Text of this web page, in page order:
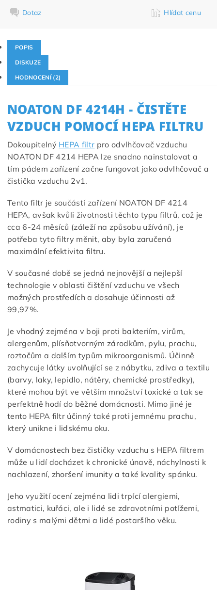
Dotaz Hlídat cenu
POPIS
DISKUZE
HODNOCENÍ (2)
NOATON DF 4214H - ČISTĚTE
VZDUCH POMOCÍ HEPA FILTRU
Dokoupitelný HEPA filtr pro odvlhčovač vzduchu
NOATON DF 4214 HEPA lze snadno nainstalovat a
tím pádem zařízení začne fungovat jako odvlhčovač a
čistička vzduchu 2v1.
Tento filtr je součástí zařízení NOATON DF 4214
HEPA, avšak kvůli životnosti těchto typu filtrů, což je
cca 6-24 měsíců (záleží na způsobu užívání), je
potřeba tyto filtry měnit, aby byla zaručená
maximální efektivita filtru.
V současné době se jedná nejnovější a nejlepší
technologie v oblasti čištění vzduchu ve všech
možných prostředích a dosahuje účinnosti až
99,97%.
Je vhodný zejména v boji proti bakteriím, virům,
alergenům, plísňotvorným zárodkům, pylu, prachu,
roztočům a dalším typům mikroorganismů. Účinně
zachycuje látky uvolňující se z nábytku, zdiva a textilu
(barvy, laky, lepidlo, nátěry, chemické prostředky),
které mohou být ve větším množství toxické a tak se
perfektně hodí do běžné domácnosti. Mimo jiné je
tento HEPA filtr účinný také proti jemnému prachu,
který unikne i lidskému oku.
V domácnostech bez čističky vzduchu s HEPA filtrem
může u lidí docházet k chronické únavě, náchylnosti k
nachlazení, zhoršení imunity a také kvality spánku.
Jeho využití ocení zejména lidi trpící alergiemi,
astmatici, kuřáci, ale i lidé se zdravotními potížemi,
rodiny s malými dětmi a lidé postaršího věku.